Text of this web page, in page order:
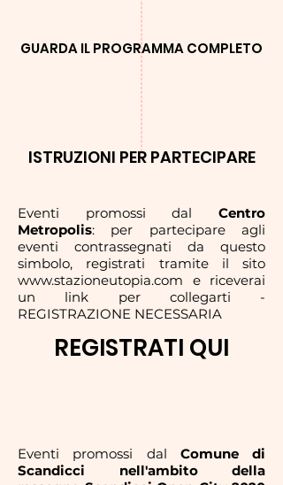
GUARDA IL PROGRAMMA COMPLETO
ISTRUZIONI PER PARTECIPARE
Eventi promossi dal Centro
Metropolis: per partecipare agli
eventi contrassegnati da questo
simbolo, registrati tramite il sito
www.stazioneutopia.com e riceverai
un link per collegarti -
REGISTRAZIONE NECESSARIA
REGISTRATI QUI
Eventi promossi dal Comune di
Scandicci nell'ambito della